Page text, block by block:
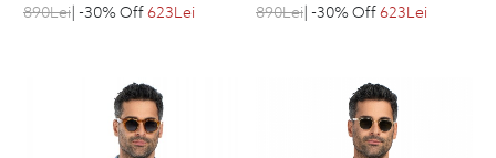
890Lei| -30% Off623Lei
890Lei| -30% Off623Lei